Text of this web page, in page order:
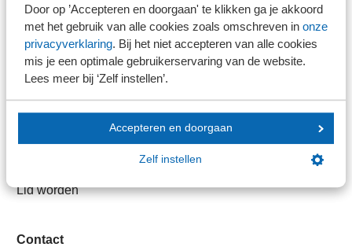
Door op ’Accepteren en doorgaan' te klikken ga je akkoord
met het gebruik van alle cookies zoals omschreven in onze
privacyverklaring. Bij het niet accepteren van alle cookies
mis je een optimale gebruikerservaring van de website.
Lees meer bij ‘Zelf instellen’.
Accepteren en doorgaan
Zelf instellen
Kantoorvinder
Nieuwsbank
Handige links
Veilig bestanden delen
SRA-gecertificeerd
Lid worden
Contact